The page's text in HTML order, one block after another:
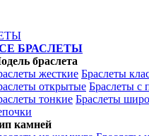
БРАСЛЕТЫ
браслета
жесткие Браслеты
открытые Браслеты с
тонкие Браслеты
камней